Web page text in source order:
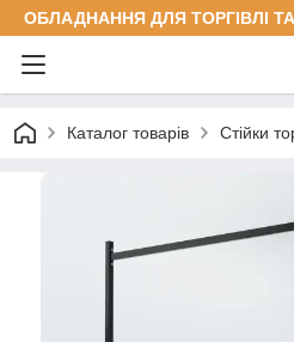
ОБЛАДНАННЯ ДЛЯ ТОРГІВЛІ
Каталог товарів Стійки